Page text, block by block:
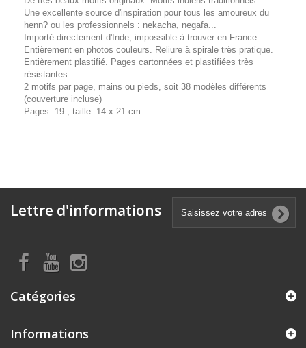
Une excellente source d'inspiration pour tous les amoureux du
henn? ou les professionnels : nekacha, negafa...
Importé directement d'Inde, impossible à trouver en France.
Entièrement en photos couleurs. Reliure à spirale très pratique.
Entièrement plastifié. Pages cartonnées et plastifiées très
résistantes.
2 motifs par page, mains ou pieds, soit 38 modèles différents
(couverture incluse)
Pages: 19 ; taille: 14 x 21 cm
Lettre d'informations
Catégories
Informations